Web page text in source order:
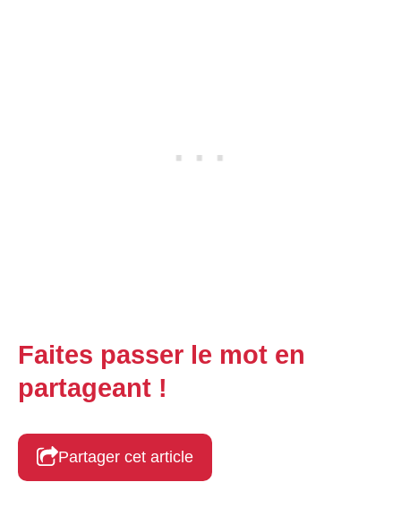
Faites passer le mot en
partageant !
Partager cet article